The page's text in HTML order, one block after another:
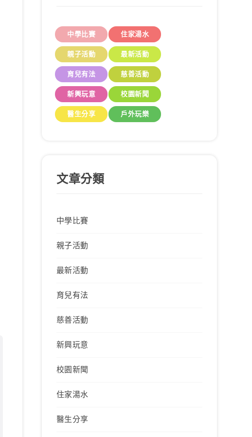
中學比賽 住家湯水
親子活動 最新活動
育兒有法 慈善活動
新興玩意 校園新聞
醫生分享 戶外玩樂
文章分類
中學比賽
親子活動
最新活動
育兒有法
慈善活動
新興玩意
校園新聞
住家湯水
醫生分享